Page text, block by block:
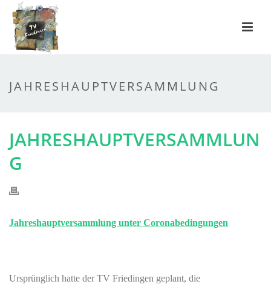
JAHRESHAUPTVERSAMMLUNG
JAHRESHAUPTVERSAMMLUN
G
Jahreshauptversammlung unter Coronabedingungen
Ursprünglich hatte der TV Friedingen geplant, die